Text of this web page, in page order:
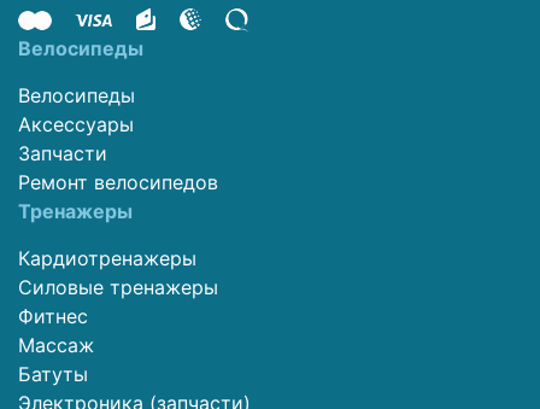
Велосипеды
Велосипеды
Аксессуары
Запчасти
Ремонт велосипедов
Тренажеры
Кардиотренажеры
Силовые тренажеры
Фитнес
Массаж
Батуты
Электроника (запчасти)